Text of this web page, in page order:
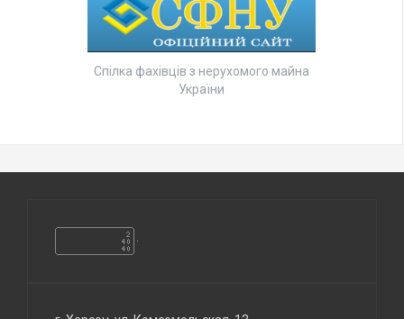
Спілка фахівців з нерухомого майна
України